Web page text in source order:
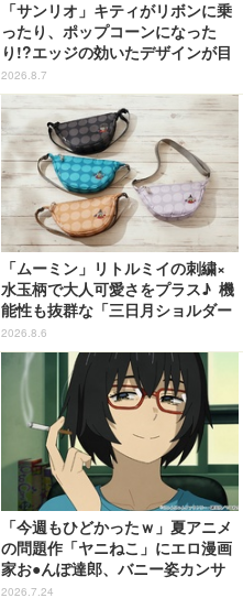
「サンリオ」キティがリボンに乗
ったり、ポップコーンになった
り!?エッジの効いたデザインが目
を引く♪ トートバッグやポーチが
登場
2026.8.7
「ムーミン」リトルミイの刺繍×
水玉柄で大人可愛さをプラス♪ 機
能性も抜群な「三日月ショルダー
バッグ」が新登場
2026.8.6
「今週もひどかったｗ」夏アニメ
の問題作「ヤニねこ」にエロ漫画
家お●んぽ達郎、バニー姿カンサ
イねこ登場にゃ！ 第4話の衝撃ラ
2026.7.24